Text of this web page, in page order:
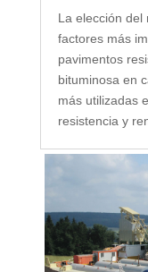
La elección del
factores más
pavimentos
bituminosa en
más utilizadas
resistencia y